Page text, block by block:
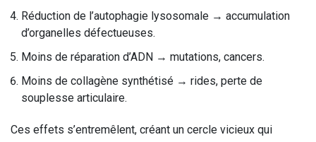
Réduction de l’autophagie lysosomale → accumulation
d’organelles défectueuses.
Moins de réparation d’ADN → mutations, cancers.
Moins de collagène synthétisé → rides, perte de
souplesse articulaire.
Ces effets s’entremêlent, créant un cercle vicieux qui